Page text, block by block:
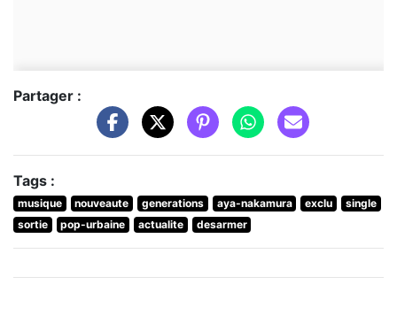
Partager :
Tags :
musique nouveaute generations aya-nakamura exclu
single
sortie
pop-urbaine actualite desarmer